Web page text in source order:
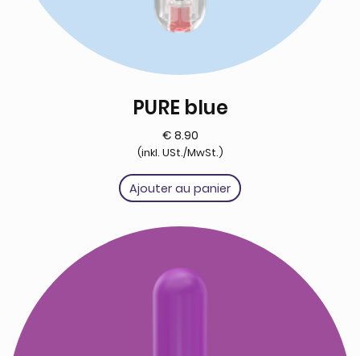
PURE blue
€ 8.90
(inkl. USt./MwSt.)
Ajouter au panier